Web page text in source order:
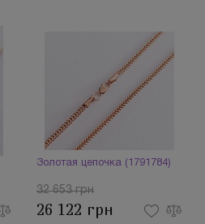
Золотая цепочка (1791784)
32 653 грн
26 122 грн